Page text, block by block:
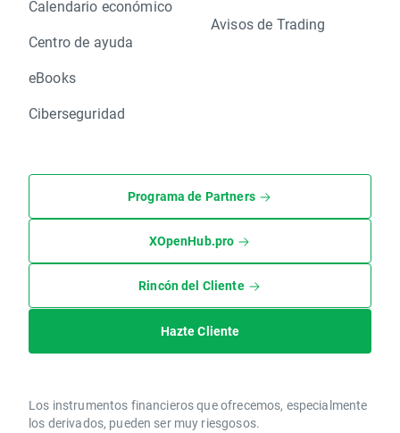
Calendario económico
Centro de ayuda
eBooks
Ciberseguridad
Avisos de Trading
Programa de Partners
XOpenHub.pro
Rincón del Cliente
Hazte Cliente
Los instrumentos financieros que ofrecemos, especialmente
los derivados, pueden ser muy riesgosos.